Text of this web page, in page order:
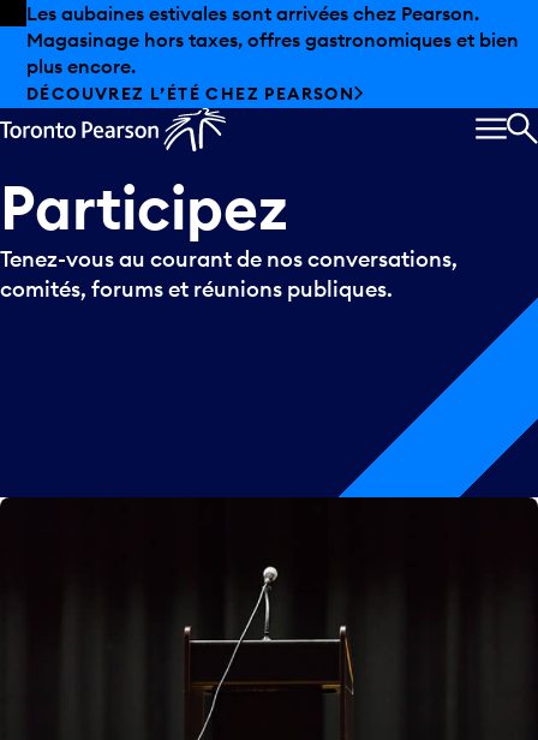
Skip to offers
Passer au contenu principal
Les aubaines estivales sont arrivées chez Pearson.
Magasinage hors taxes, offres gastronomiques et bien
plus encore.
DÉCOUVREZ L’ÉTÉ CHEZ PEARSON
Participez
Tenez-vous au courant de nos conversations,
comités, forums et réunions publiques.